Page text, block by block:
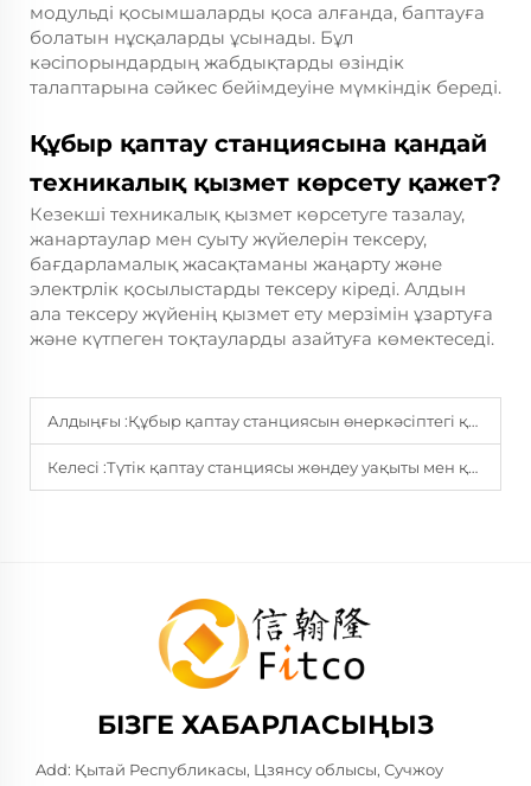
модульді қосымшаларды қоса алғанда, баптауға
болатын нұсқаларды ұсынады. Бұл
кәсіпорындардың жабдықтарды өзіндік
талаптарына сәйкес бейімдеуіне мүмкіндік береді.
Құбыр қаптау станциясына қандай
техникалық қызмет көрсету қажет?
Кезекші техникалық қызмет көрсетуге тазалау,
жанартаулар мен суыту жүйелерін тексеру,
бағдарламалық жасақтаманы жаңарту және
электрлік қосылыстарды тексеру кіреді. Алдын
ала тексеру жүйенің қызмет ету мерзімін ұзартуға
және күтпеген тоқтауларды азайтуға көмектеседі.
Алдыңғы :Құбыр қаптау станциясын өнеркәсіптегі қолданудың негізгі пайдасы
Келесі :Түтік қаптау станциясы жөндеу уақыты мен қызмет көрсету шығындарын азайта алады ма?
БІЗГЕ ХАБАРЛАСЫҢЫЗ
Add: Қытай Республикасы, Цзянсу облысы, Сучжоу